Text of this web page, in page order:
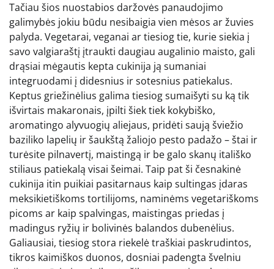
Tačiau šios nuostabios daržovės panaudojimo
galimybės jokiu būdu nesibaigia vien mėsos ar žuvies
palyda. Vegetarai, veganai ar tiesiog tie, kurie siekia į
savo valgiaraštį įtraukti daugiau augalinio maisto, gali
drąsiai mėgautis kepta cukinija ją sumaniai
integruodami į didesnius ir sotesnius patiekalus.
Keptus griežinėlius galima tiesiog sumaišyti su ką tik
išvirtais makaronais, įpilti šiek tiek kokybiško,
aromatingo alyvuogių aliejaus, pridėti saują šviežio
baziliko lapelių ir šaukštą žaliojo pesto padažo – štai ir
turėsite pilnavertį, maistingą ir be galo skanų itališko
stiliaus patiekalą visai šeimai. Taip pat ši česnakinė
cukinija itin puikiai pasitarnaus kaip sultingas įdaras
meksikietiškoms tortilijoms, naminėms vegetariškoms
picoms ar kaip spalvingas, maistingas priedas į
madingus ryžių ir bolivinės balandos dubenėlius.
Galiausiai, tiesiog stora riekelė traškiai paskrudintos,
tikros kaimiškos duonos, dosniai padengta švelniu